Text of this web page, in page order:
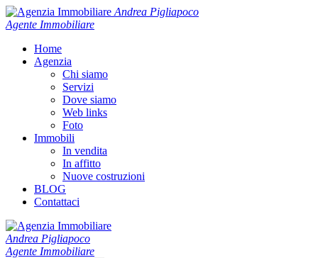
Andrea Pigliapoco
Agente Immobiliare
Home
Agenzia
Chi siamo
Servizi
Dove siamo
Web links
Foto
Immobili
In vendita
In affitto
Nuove costruzioni
BLOG
Contattaci
Andrea Pigliapoco
Agente Immobiliare